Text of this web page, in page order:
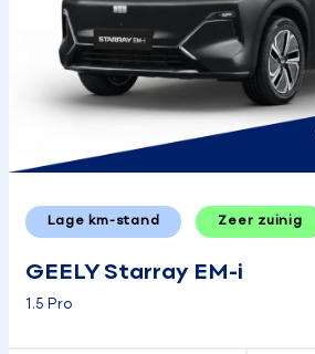
Lage km-stand Zeer zuinig
GEELY Starray EM-i
1.5 Pro